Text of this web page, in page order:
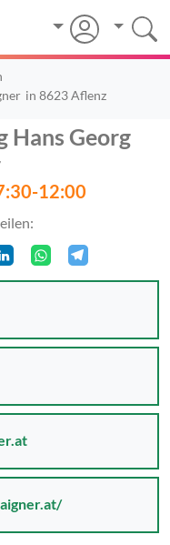
in 8623 Aflenz
Hans Georg
12:00